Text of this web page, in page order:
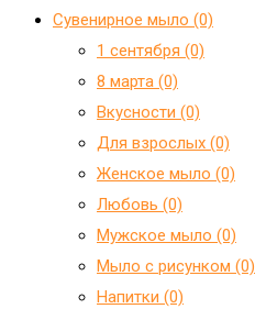
Сувенирное мыло (0)
1 сентября (0)
8 марта (0)
Вкусности (0)
Для взрослых (0)
Женское мыло (0)
Любовь (0)
Мужское мыло (0)
Мыло с рисунком (0)
Напитки (0)